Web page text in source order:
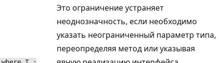
Это ограничение устраняет
неоднозначность, если необходимо
указать неограниченный параметр типа,
переопределяя метод или указывая